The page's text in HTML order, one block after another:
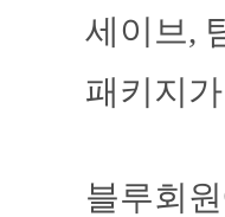
세이브,
패키지
블루회